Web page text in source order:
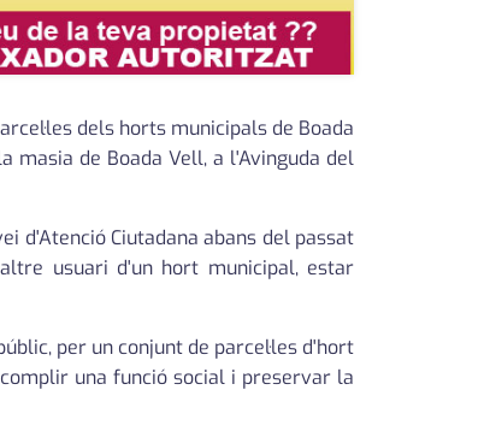
dels horts municipals de Boada
masia de Boada Vell, a l'Avinguda del
d'Atenció Ciutadana abans del passat
usuari d'un hort municipal, estar
per un conjunt de parcel·les d'hort
una funció social i preservar la